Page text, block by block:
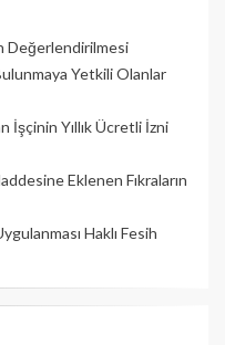
Değerlendirilmesi
Yetkili Olanlar
İşçinin Yıllık Üc­retli İzni
Eklenen Fıkraların
Haklı Fesih